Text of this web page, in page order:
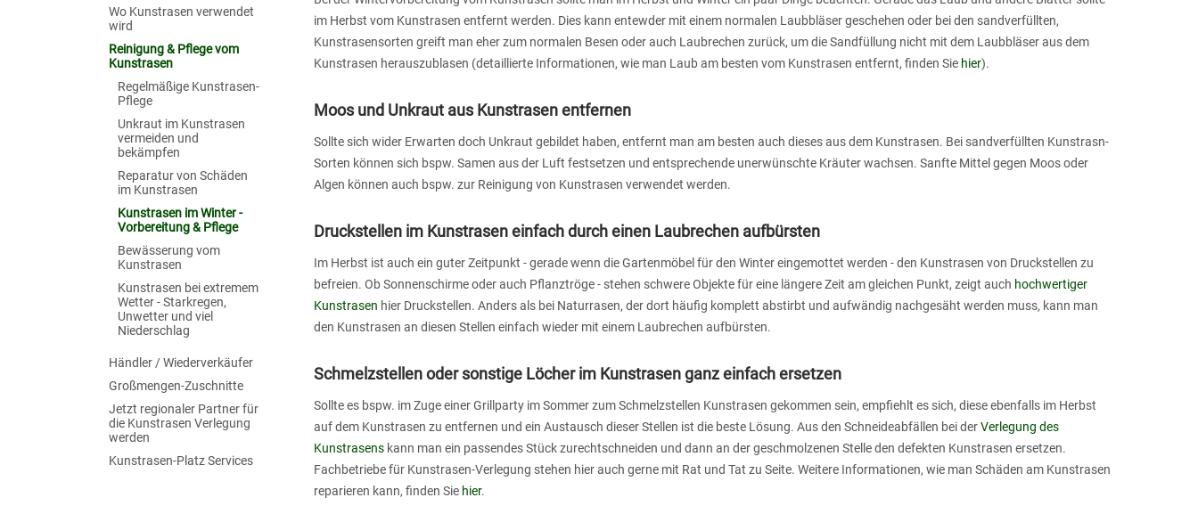
Wo Kunstrasen verwendet
wird
Reinigung & Pflege vom
Kunstrasen
Regelmäßige Kunstrasen-
Pflege
Unkraut im Kunstrasen
vermeiden und
bekämpfen
Reparatur von Schäden
im Kunstrasen
Kunstrasen im Winter -
Vorbereitung & Pflege
Bewässerung vom
Kunstrasen
Kunstrasen bei extremem
Wetter - Starkregen,
Unwetter und viel
Niederschlag
Händler / Wiederverkäufer
Großmengen-Zuschnitte
Jetzt regionaler Partner für
die Kunstrasen Verlegung
werden
Kunstrasen-Platz Services
im Herbst vom Kunstrasen entfernt werden. Dies kann entewder mit einem normalen Laubbläser geschehen oder bei den sandverfüllten,
Kunstrasensorten greift man eher zum normalen Besen oder auch Laubrechen zurück, um die Sandfüllung nicht mit dem Laubbläser aus dem
Kunstrasen herauszublasen (detaillierte Informationen, wie man Laub am besten vom Kunstrasen entfernt, finden Sie hier).
Moos und Unkraut aus Kunstrasen entfernen
Sollte sich wider Erwarten doch Unkraut gebildet haben, entfernt man am besten auch dieses aus dem Kunstrasen. Bei sandverfüllten Kunstrasn-
Sorten können sich bspw. Samen aus der Luft festsetzen und entsprechende unerwünschte Kräuter wachsen. Sanfte Mittel gegen Moos oder
Algen können auch bspw. zur Reinigung von Kunstrasen verwendet werden.
Druckstellen im Kunstrasen einfach durch einen Laubrechen aufbürsten
Im Herbst ist auch ein guter Zeitpunkt - gerade wenn die Gartenmöbel für den Winter eingemottet werden - den Kunstrasen von Druckstellen zu
befreien. Ob Sonnenschirme oder auch Pflanztröge - stehen schwere Objekte für eine längere Zeit am gleichen Punkt, zeigt auch hochwertiger
Kunstrasen hier Druckstellen. Anders als bei Naturrasen, der dort häufig komplett abstirbt und aufwändig nachgesäht werden muss, kann man
den Kunstrasen an diesen Stellen einfach wieder mit einem Laubrechen aufbürsten.
Schmelzstellen oder sonstige Löcher im Kunstrasen ganz einfach ersetzen
Sollte es bspw. im Zuge einer Grillparty im Sommer zum Schmelzstellen Kunstrasen gekommen sein, empfiehlt es sich, diese ebenfalls im Herbst
auf dem Kunstrasen zu entfernen und ein Austausch dieser Stellen ist die beste Lösung. Aus den Schneideabfällen bei derVerlegung des
Kunstrasens kann man ein passendes Stück zurechtschneiden und dann an der geschmolzenen Stelle den defekten Kunstrasen ersetzen.
Fachbetriebe für Kunstrasen-Verlegung stehen hier auch gerne mit Rat und Tat zu Seite. Weitere Informationen, wie man Schäden am Kunstrasen
reparieren kann, finden Sie hier.